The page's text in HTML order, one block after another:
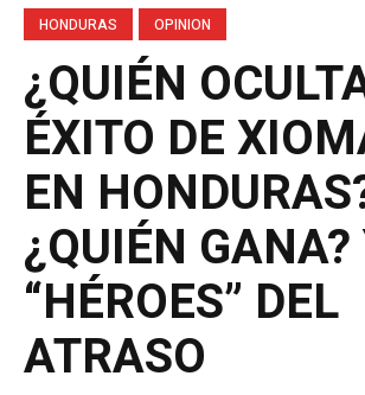
HONDURAS OPINION
¿QUIÉN
ÉXITO DE
EN
¿QUIÉN GANA?
“HÉROES” DEL
ATRASO